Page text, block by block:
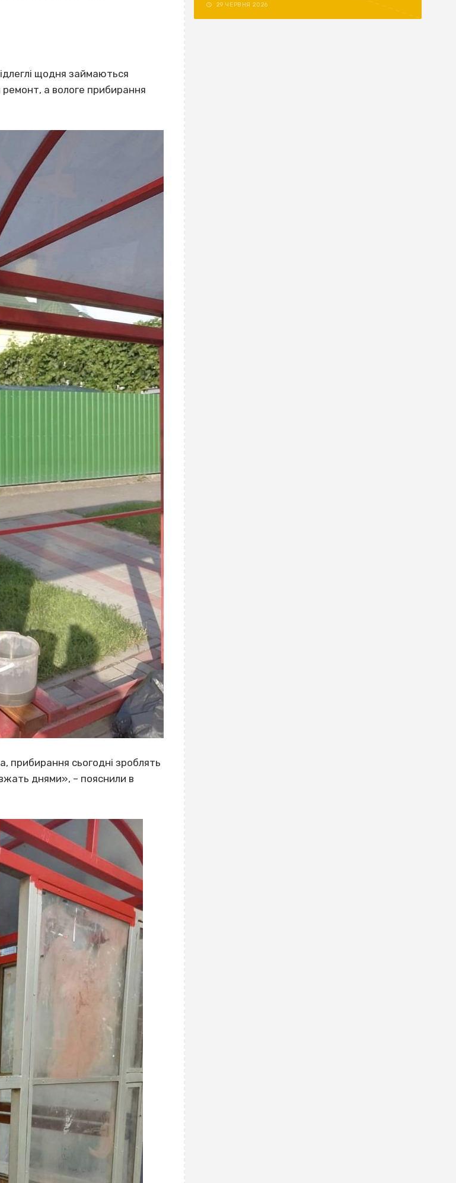
щодня займаються
а вологе прибирання
прибирання сьогодні зроблять
днями», – пояснили в
29 ЧЕРВНЯ 2026